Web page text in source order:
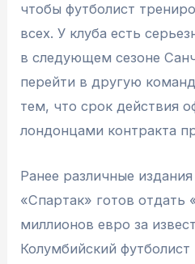
чтобы футболист
всех. У клуба есть
в следующем сезоне
перейти в другую
тем, что срок действия
лондонцами контракта
Ранее различные
«Спартак» готов отдать
миллионов евро за
Колумбийский футболист